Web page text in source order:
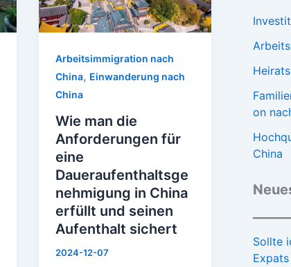
Arbeitsimmigration nach
China, Einwanderung nach
China
Wie man die
Anforderungen für
eine
Daueraufenthaltsge
nehmigung in China
erfüllt und seinen
Aufenthalt sichert
2024-12-07
eine
Daueraufenthaltsgenehmigung
in
China
erfüllt
seinen
Aufenthalt
sichert
on
China
Sollte